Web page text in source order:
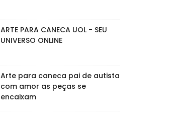
ARTE PARA CANECA UOL - SEU
UNIVERSO ONLINE
Arte para caneca pai de autista
com amor as peças se
encaixam